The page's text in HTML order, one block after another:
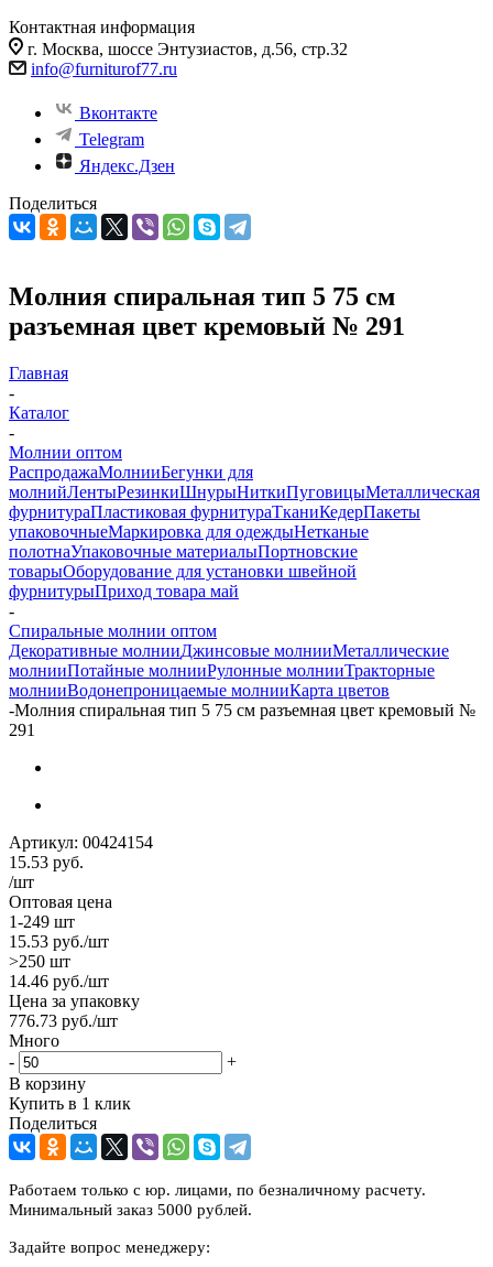
Контактная информация
г. Москва, шоссе Энтузиастов, д.56, стр.32
info@furniturof77.ru
Вконтакте
Telegram
Яндекс.Дзен
Поделиться
Молния спиральная тип 5 75 см
разъемная цвет кремовый № 291
Главная
-
Каталог
-
Молнии оптом
РаспродажаМолнииБегунки для
молнийЛентыРезинкиШнурыНиткиПуговицыМеталлическая
фурнитураПластиковая фурнитураТканиКедерПакеты
упаковочныеМаркировка для одеждыНетканые
полотнаУпаковочные материалыПортновские
товарыОборудование для установки швейной
фурнитурыПриход товара май
-
Спиральные молнии оптом
Декоративные молнииДжинсовые молнииМеталлические
молнииПотайные молнииРулонные молнииТракторные
молнииВодонепроницаемые молнииКарта цветов
-Молния спиральная тип 5 75 см разъемная цвет кремовый №
291
Артикул: 00424154
15.53 руб.
/шт
Оптовая цена
1-249 шт
15.53 руб./шт
>250 шт
14.46 руб./шт
Цена за упаковку
776.73 руб./шт
Много
-
+
В корзину
Купить в 1 клик
Поделиться
Работаем только с юр. лицами, по безналичному расчету.
Минимальный заказ 5000 рублей.
Задайте вопрос менеджеру: